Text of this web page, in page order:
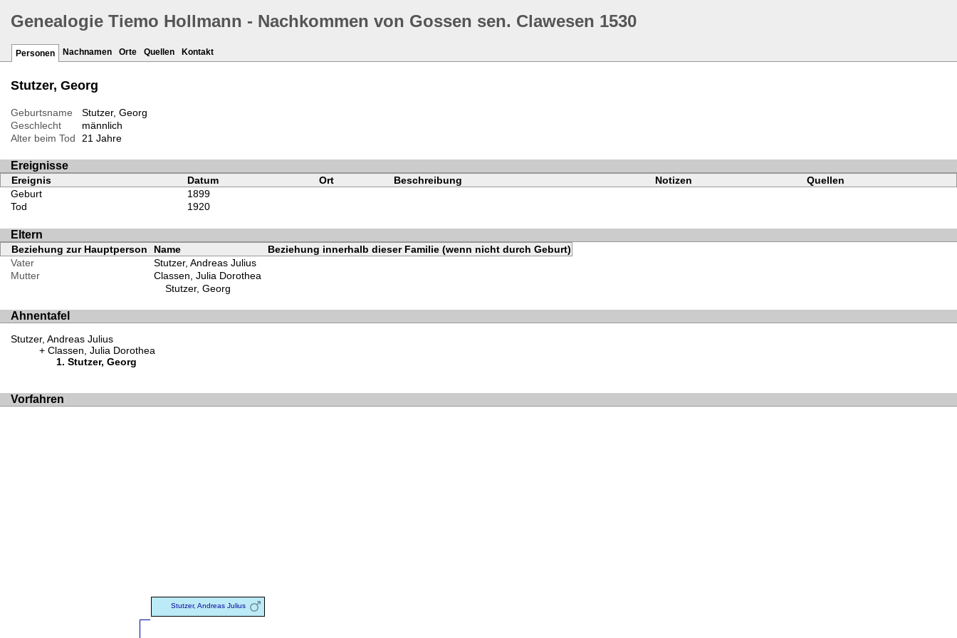
Genealogie Tiemo Hollmann - Nachkommen von Gossen sen. Clawesen 1530
Personen Nachnamen Orte Quellen Kontakt
Stutzer, Georg
Geburtsname
Stutzer, Georg
Geschlecht
männlich
Alter beim Tod
21 Jahre
Ereignisse
Ereignis Datum Ort Beschreibung Notizen
Quellen
Geburt
1899
Tod
1920
Eltern
Beziehung zur Hauptperson Name
Beziehung innerhalb dieser Familie (wenn nicht durch Geburt)
Vater
Stutzer, Andreas Julius
Mutter
Classen, Julia Dorothea
Stutzer, Georg
Ahnentafel
Stutzer, Andreas Julius
Classen, Julia Dorothea
Stutzer, Georg
Vorfahren
Stutzer, Andreas Julius